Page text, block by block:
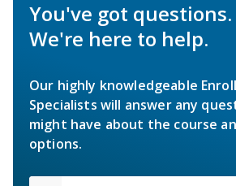
You've got questions.
We're here to help.
Our highly knowledgeable
Specialists will answer any
might have about the course
options.